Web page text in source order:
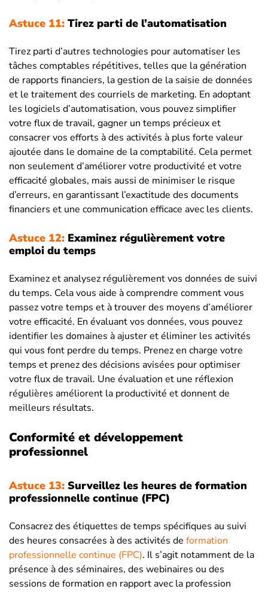
Astuce 11: Tirez parti de l’automatisation
Tirez parti d’autres technologies pour automatiser les
tâches comptables répétitives, telles que la génération
de rapports financiers, la gestion de la saisie de données
et le traitement des courriels de marketing. En adoptant
les logiciels d’automatisation, vous pouvez simplifier
votre flux de travail, gagner un temps précieux et
consacrer vos efforts à des activités à plus forte valeur
ajoutée dans le domaine de la comptabilité. Cela permet
non seulement d’améliorer votre productivité et votre
efficacité globales, mais aussi de minimiser le risque
d’erreurs, en garantissant l’exactitude des documents
financiers et une communication efficace avec les clients.
Astuce 12: Examinez régulièrement votre
emploi du temps
Examinez et analysez régulièrement vos données de suivi
du temps. Cela vous aide à comprendre comment vous
passez votre temps et à trouver des moyens d’améliorer
votre efficacité. En évaluant vos données, vous pouvez
identifier les domaines à ajuster et éliminer les activités
qui vous font perdre du temps. Prenez en charge votre
temps et prenez des décisions avisées pour optimiser
votre flux de travail. Une évaluation et une réflexion
régulières améliorent la productivité et donnent de
meilleurs résultats.
Conformité et développement
professionnel
Astuce 13: Surveillez les heures de formation
professionnelle continue (FPC)
Consacrez des étiquettes de temps spécifiques au suivi
des heures consacrées à des activités de formation
professionnelle continue (FPC). Il s’agit notamment de la
présence à des séminaires, des webinaires ou des
sessions de formation en rapport avec la profession